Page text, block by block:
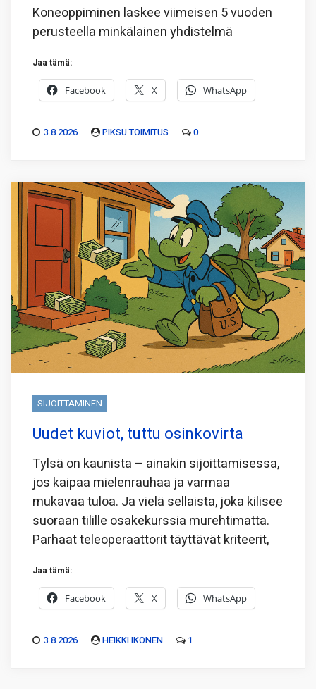
Koneoppiminen laskee viimeisen 5 vuoden
perusteella minkälainen yhdistelmä
Jaa tämä:
Facebook X WhatsApp
3.8.2026 PIKSU TOIMITUS 0
SIJOITTAMINEN
Uudet kuviot, tuttu osinkovirta
Tylsä on kaunista – ainakin sijoittamisessa,
jos kaipaa mielenrauhaa ja varmaa
mukavaa tuloa. Ja vielä sellaista, joka kilisee
suoraan tilille osakekurssia murehtimatta.
Parhaat teleoperaattorit täyttävät kriteerit,
Jaa tämä:
Facebook X WhatsApp
3.8.2026 HEIKKI IKONEN 1